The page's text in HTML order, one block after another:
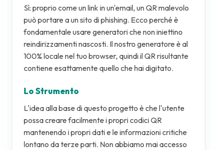
Sì: proprio come un link in un'email, un QR malevolo
può portare a un sito di phishing. Ecco perché è
fondamentale usare generatori che non iniettino
reindirizzamenti nascosti. Il nostro generatore è al
100% locale nel tuo browser, quindi il QR risultante
contiene esattamente quello che hai digitato.
Lo Strumento
L'idea alla base di questo progetto è che l'utente
possa creare facilmente i propri codici QR
mantenendo i propri dati e le informazioni critiche
lontano da terze parti. Non abbiamo mai accesso